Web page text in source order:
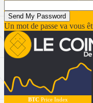
Un mot de passe va vous
BTCPrice Index